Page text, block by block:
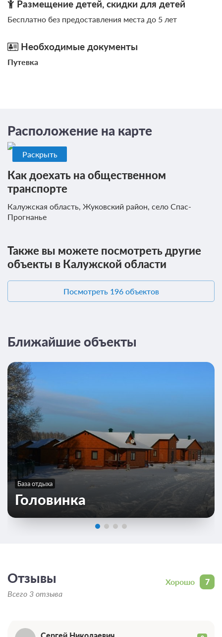
Одна двуспальная кровать
Телевизор
Ванная комната в номере
Проживание с питанием
В стоимость входит:
Размещение детей, скидки для детей
Бесплатно без предоставления места до 5 лет
Необходимые документы
Путевка
Расположение на карте
Раскрыть
Как доехать на общественном
транспорте
Калужская область, Жуковский район, село Спас-
Прогнанье
Также вы можете посмотреть другие
объекты в Калужской области
Посмотреть 196 объектов
Ближайшие объекты
База отдыха
Головинка
7
Хорошо
Отзывы
Всего 3 отзыва